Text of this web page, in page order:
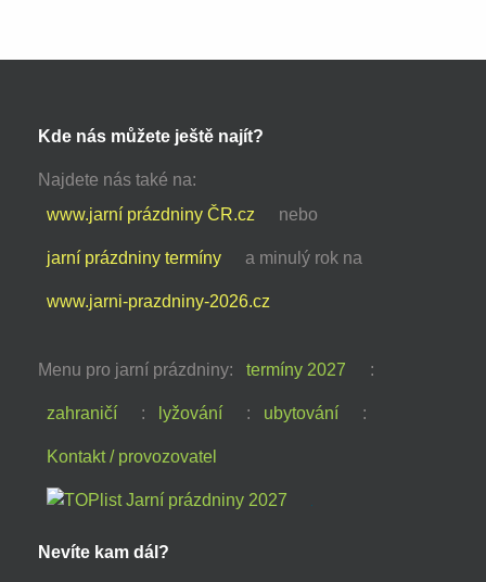
Kde nás můžete ještě najít?
Najdete nás také na:
www.jarní prázdniny ČR.cz
nebo
jarní prázdniny termíny a minulý rok na
www.jarni-prazdniny-2026.cz
Menu pro jarní prázdniny: termíny 2027 :
zahraničí : lyžování : ubytování :
Kontakt / provozovatel
Nevíte kam dál?